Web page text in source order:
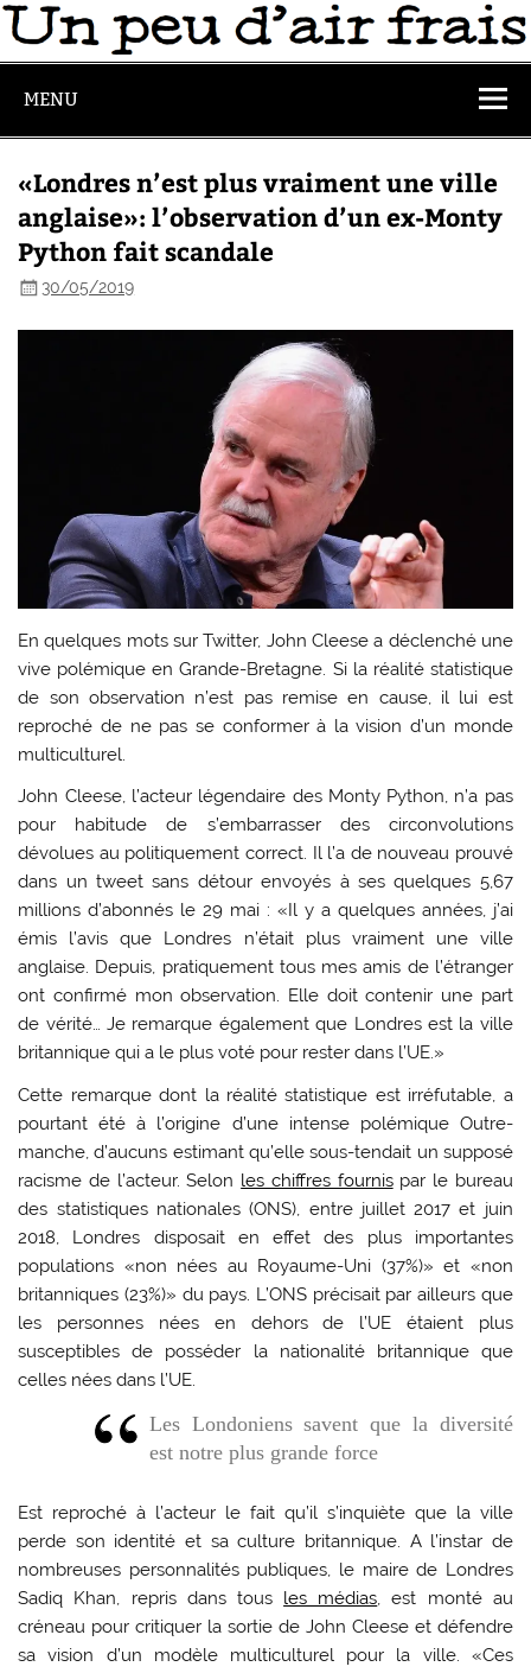
MENU
«Londres n’est plus vraiment une ville
anglaise»: l’observation d’un ex-Monty
Python fait scandale
30/05/2019
En quelques mots sur Twitter, John Cleese a déclenché une
vive polémique en Grande-Bretagne. Si la réalité statistique
de son observation n’est pas remise en cause, il lui est
reproché de ne pas se conformer à la vision d’un monde
multiculturel.
John Cleese, l’acteur légendaire des Monty Python, n’a pas
pour habitude de s’embarrasser des circonvolutions
dévolues au politiquement correct. Il l’a de nouveau prouvé
dans un tweet sans détour envoyés à ses quelques 5,67
millions d’abonnés le 29 mai : «Il y a quelques années, j’ai
émis l’avis que Londres n’était plus vraiment une ville
anglaise. Depuis, pratiquement tous mes amis de l’étranger
ont confirmé mon observation. Elle doit contenir une part
de vérité… Je remarque également que Londres est la ville
britannique qui a le plus voté pour rester dans l’UE.»
Cette remarque dont la réalité statistique est irréfutable, a
pourtant été à l’origine d’une intense polémique Outre-
manche, d’aucuns estimant qu’elle sous-tendait un supposé
racisme de l’acteur. Selon les chiffres fournispar le bureau
des statistiques nationales (ONS), entre juillet 2017 et juin
2018, Londres disposait en effet des plus importantes
populations «non nées au Royaume-Uni (37%)» et «non
britanniques (23%)» du pays. L’ONS précisait par ailleurs que
les personnes nées en dehors de l’UE étaient plus
susceptibles de posséder la nationalité britannique que
celles nées dans l’UE.
Les Londoniens savent que la diversité
est notre plus grande force
Est reproché à l’acteur le fait qu’il s’inquiète que la ville
perde son identité et sa culture britannique. A l’instar de
nombreuses personnalités publiques, le maire de Londres
Sadiq Khan, repris dans tous les médias, est monté au
créneau pour critiquer la sortie de John Cleese et défendre
sa vision d’un modèle multiculturel pour la ville. «Ces